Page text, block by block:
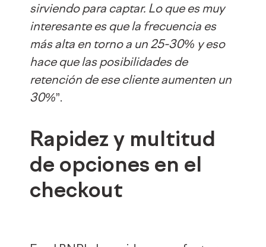
sirviendo para captar. Lo que es muy
interesante es que la frecuencia es
más alta en torno a un 25-30% y eso
hace que las posibilidades de
retención de ese cliente aumenten un
30%”.
Rapidez y multitud
de opciones en el
checkout